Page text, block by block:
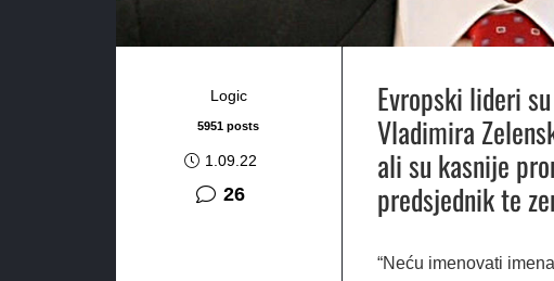
Logic
5951 posts
1.09.22
26komentara
Evropski lideri
Vladimira
ali su kasnije
predsjednik te
“Neću imenovati